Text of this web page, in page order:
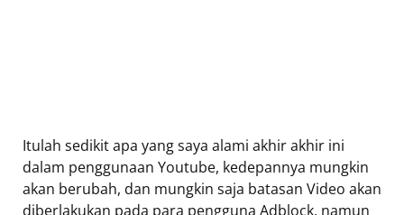
Itulah sedikit apa yang saya alami akhir akhir ini
dalam penggunaan Youtube, kedepannya mungkin
akan berubah, dan mungkin saja batasan Video akan
diberlakukan pada para pengguna Adblock, namun